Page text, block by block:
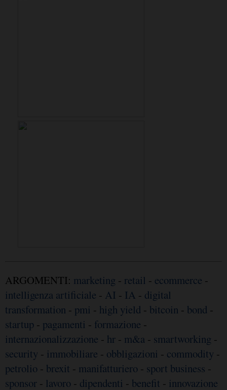
ARGOMENTI: marketing - retail - ecommerce -
intelligenza artificiale - AI - IA - digital
transformation - pmi - high yield - bitcoin - bond -
startup - pagamenti - formazione -
internazionalizzazione - hr - m&a - smartworking -
security - immobiliare - obbligazioni - commodity -
petrolio - brexit - manifatturiero - sport business -
sponsor - lavoro - dipendenti - benefit - innovazione